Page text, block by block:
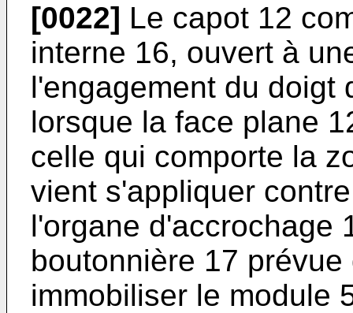
[0022] Le capot 12
interne 16, ouvert à
l'engagement du doigt
lorsque la face plane
celle qui comporte la
vient s'appliquer
l'organe d'accrochage
boutonnière 17
immobiliser le module